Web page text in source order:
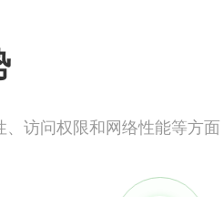
访问权限和网络性能等方面